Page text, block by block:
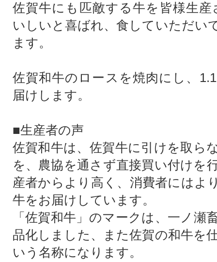
佐賀牛にも匹敵する牛を皆様生
いしいと喜ばれ、食していただい
ます。
佐賀和牛のロースを焼肉にし、
届けします。
■生産者の声
佐賀和牛は、佐賀牛に引けを取ら
を、農協を通さず直接買い付けを
産者からより高く、消費者にはよ
牛をお届けしています。
「佐賀和牛」のマークは、一ノ瀬
品化しました、また佐賀の和牛を
いう名称になります。